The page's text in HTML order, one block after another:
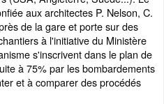
aux architectes P. Nelson, C.
de la gare et porte sur des
à l'initiative du Ministère
s'inscrivent dans le plan de
à 75% par les bombardements
et à comparer des procédés